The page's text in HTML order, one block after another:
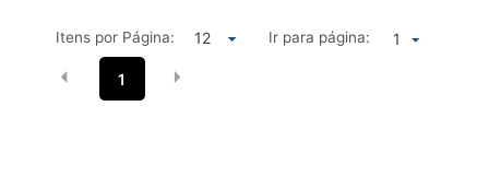
Itens por Página: Ir para página: 1
1